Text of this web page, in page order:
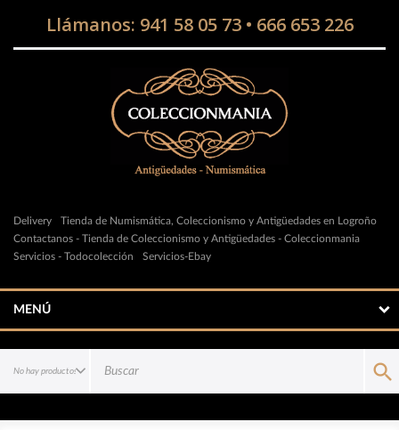
Llámanos: 941 58 05 73• 666 653 226
Delivery
Tienda de Numismática, Coleccionismo y Antigüedades en Logroño
Contactanos - Tienda de Coleccionismo y Antigüedades - Coleccionmania
Servicios - Todocolección
Servicios-Ebay
MENÚ
